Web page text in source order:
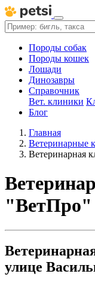
Породы собак
Породы кошек
Лошади
Динозавры
Справочник
Вет. клиники
Блог
Главная
Ветеринарные
Ветеринарная
"ВетПро"
улице